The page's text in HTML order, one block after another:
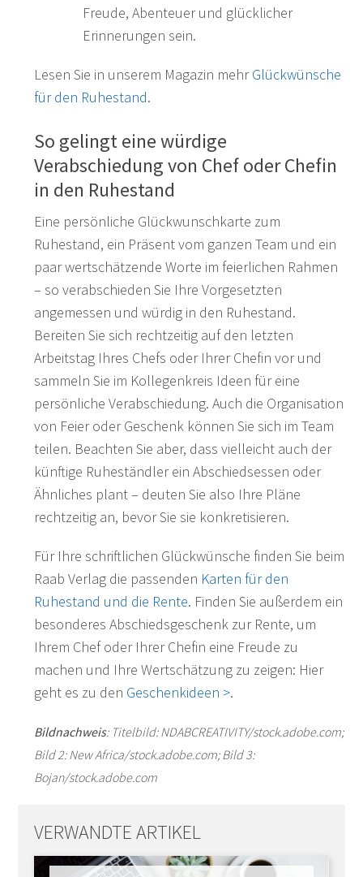
Freude, Abenteuer und glücklicher
Erinnerungen sein.
Lesen Sie in unserem Magazin mehrGlückwünsche
für den Ruhestand.
So gelingt eine würdige
Verabschiedung von Chef oder Chefin
in den Ruhestand
Eine persönliche Glückwunschkarte zum
Ruhestand, ein Präsent vom ganzen Team und ein
paar wertschätzende Worte im feierlichen Rahmen
– so verabschieden Sie Ihre Vorgesetzten
angemessen und würdig in den Ruhestand.
Bereiten Sie sich rechtzeitig auf den letzten
Arbeitstag Ihres Chefs oder Ihrer Chefin vor und
sammeln Sie im Kollegenkreis Ideen für eine
persönliche Verabschiedung. Auch die Organisation
von Feier oder Geschenk können Sie sich im Team
teilen. Beachten Sie aber, dass vielleicht auch der
künftige Ruheständler ein Abschiedsessen oder
Ähnliches plant – deuten Sie also Ihre Pläne
rechtzeitig an, bevor Sie sie konkretisieren.
Für Ihre schriftlichen Glückwünsche finden Sie beim
Raab Verlag die passenden Karten für den
Ruhestand und die Rente. Finden Sie außerdem ein
besonderes Abschiedsgeschenk zur Rente, um
Ihrem Chef oder Ihrer Chefin eine Freude zu
machen und Ihre Wertschätzung zu zeigen: Hier
geht es zu den Geschenkideen >.
Bildnachweis: Titelbild: NDABCREATIVITY/stock.adobe.com;
Bild 2: New Africa/stock.adobe.com; Bild 3:
Bojan/stock.adobe.com
VERWANDTE ARTIKEL